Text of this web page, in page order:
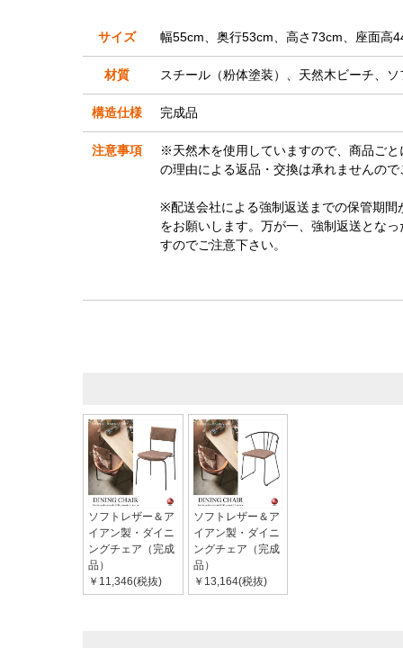
サイズ 幅55cm、奥行53cm、高さ73cm、座面高
材質 スチール（粉体塗装）、天然木ビーチ、
構造仕様 完成品
注意事項
※天然木を使用していますので、商品ご
の理由による返品・交換は承れませんの
※配送会社による強制返送までの保管期
をお願いします。万が一、強制返送とな
すのでご注意下さい。
ソフトレザー＆ア
イアン製・ダイニ
ングチェア（完成
品）
￥11,346(税抜)
ソフトレザー＆ア
イアン製・ダイニ
ングチェア（完成
品）
￥13,164(税抜)